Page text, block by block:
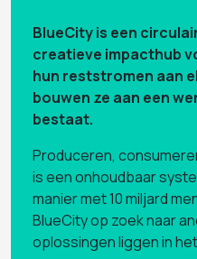
BlueCity is een
creatieve impacthub
hun reststromen aan
bouwen ze aan een
bestaat.
Produceren,
is een onhoudbaar
manier met 10 miljard
BlueCity op zoek naar
oplossingen liggen in